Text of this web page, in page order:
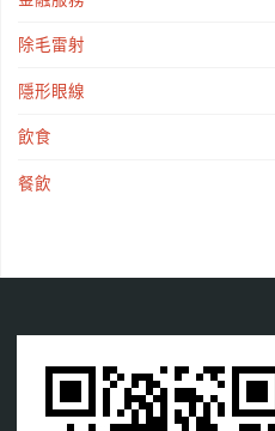
除毛雷射
隱形眼線
飲食
餐飲